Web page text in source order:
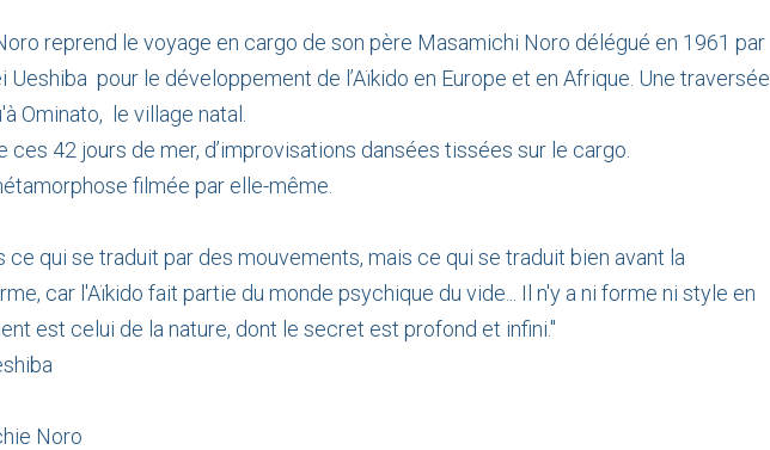
reprend le voyage en cargo de son père Masamichi Noro délégué en 1961 par
Ueshiba pour le développement de l’Aïkido en Europe et en Afrique. Une traversée
Ominato, le village natal.
ces 42 jours de mer, d’improvisations dansées tissées sur le cargo.
filmée par elle-même.
ce qui se traduit par des mouvements, mais ce qui se traduit bien avant la
car l'Aïkido fait partie du monde psychique du vide... Il n'y a ni forme ni style en
est celui de la nature, dont le secret est profond et infini."
Noro